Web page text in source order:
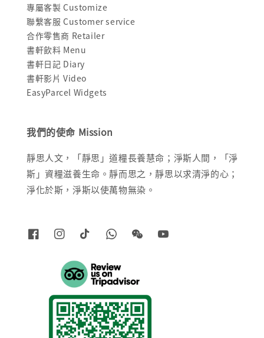
專屬客製 Customize
聯繫客服 Customer service
合作零售商 Retailer
書軒飲料 Menu
書軒日記 Diary
書軒影片 Video
EasyParcel Widgets
我們的使命 Mission
靜思人文，「靜思」道糧長養慧命；淨斯人間，「淨
斯」資糧滋養生命。靜而思之，靜思以求清淨的心；
淨化於斯，淨斯以使萬物無染。